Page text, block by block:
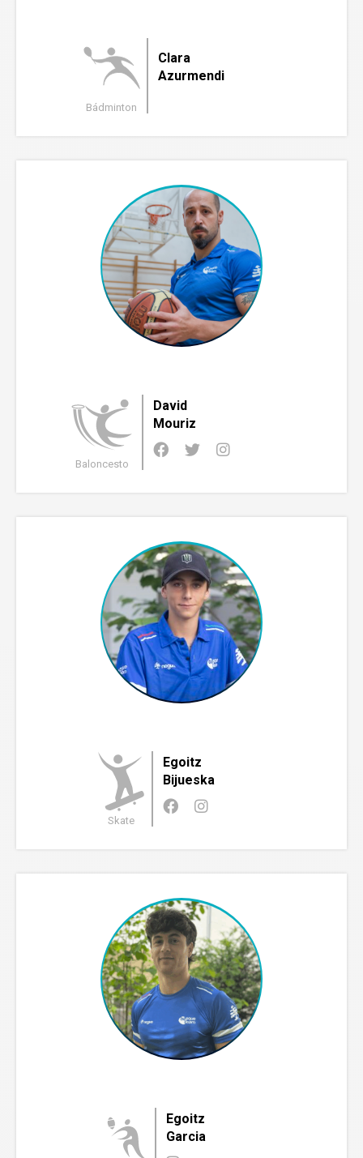
Bádminton
Clara
Azurmendi
Baloncesto
David
Mouriz
Skate
Egoitz
Bijueska
Egoitz
Garcia